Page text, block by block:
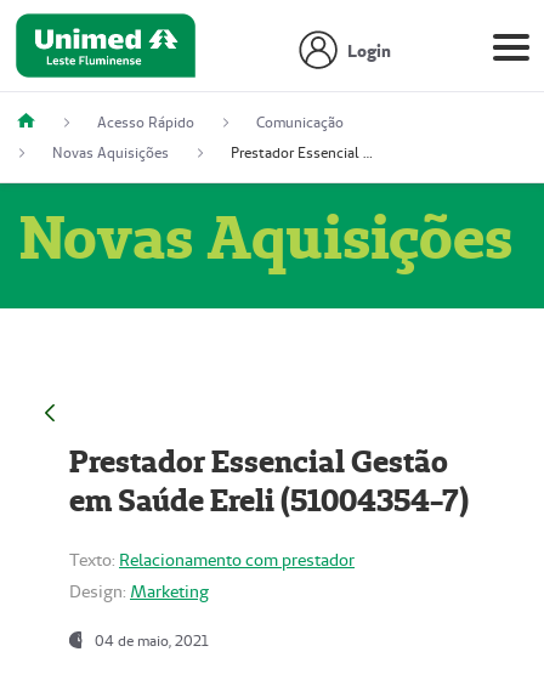
Login
Acesso Rápido
Comunicação
Novas Aquisições
Prestador Essencial Gestão em Saúde Ereli (51004354-7)
Novas Aquisições
Prestador Essencial Gestão
em Saúde Ereli (51004354-7)
Texto: Relacionamento com prestador
Design: Marketing
04 de maio, 2021